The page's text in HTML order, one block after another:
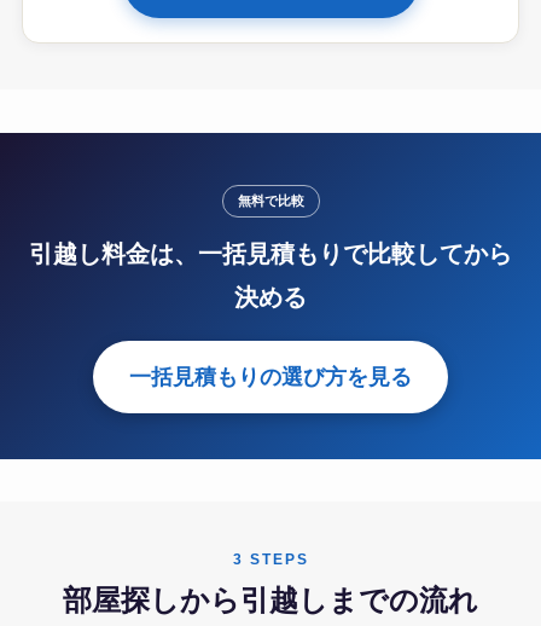
無料で比較
引越し料金は、一括見積もりで比較してから
決める
一括見積もりの選び方を見る
3 STEPS
部屋探しから引越しまでの流れ